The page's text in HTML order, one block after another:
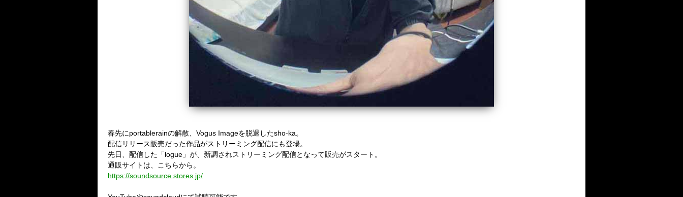
春先にportablerainの解散、Vogus Imageを脱退したsho-ka。
配信リリース販売だった作品がストリーミング配信にも登場。
先日、配信した「logue」が、新調されストリーミング配信となって販売がスタート。
通販サイトは、こちらから。
https://soundsource.stores.jp/